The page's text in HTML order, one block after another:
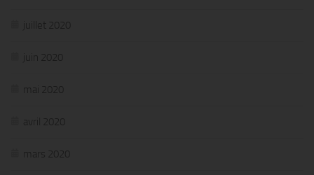
juillet 2020
juin 2020
mai 2020
avril 2020
mars 2020